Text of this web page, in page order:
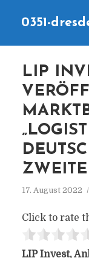
0351-
LIP
17. August 2022
Click to rate
LIP Invest,